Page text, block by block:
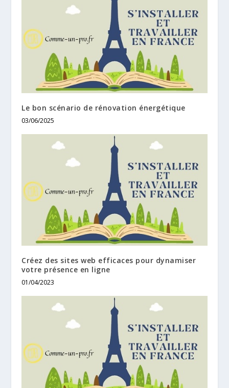
Le bon scénario de rénovation énergétique
03/06/2025
Créez des sites web efficaces pour dynamiser
votre présence en ligne
01/04/2023